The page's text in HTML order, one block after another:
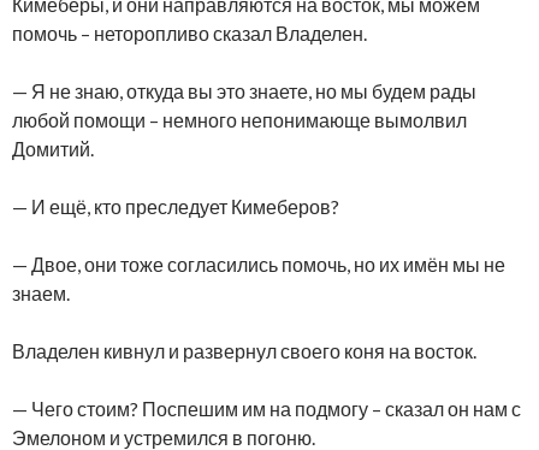
помочь – неторопливо сказал Владелен.
— Я не знаю, откуда вы это знаете, но мы будем рады
любой помощи – немного непонимающе вымолвил
Домитий.
— И ещё, кто преследует Кимеберов?
— Двое, они тоже согласились помочь, но их имён мы не
знаем.
Владелен кивнул и развернул своего коня на восток.
— Чего стоим? Поспешим им на подмогу – сказал он нам с
Эмелоном и устремился в погоню.